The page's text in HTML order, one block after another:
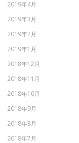
2019年4月
2019年3月
2019年2月
2019年1月
2018年12月
2018年11月
2018年10月
2018年9月
2018年8月
2018年7月